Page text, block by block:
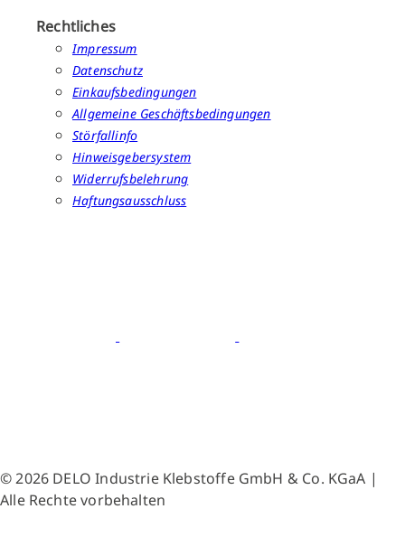
Rechtliches
Impressum
Datenschutz
Einkaufsbedingungen
Allgemeine Geschäftsbedingungen
Störfallinfo
Hinweisgebersystem
Widerrufsbelehrung
Haftungsausschluss
© 2026 DELO Industrie Klebstoffe GmbH & Co. KGaA |
Alle Rechte vorbehalten